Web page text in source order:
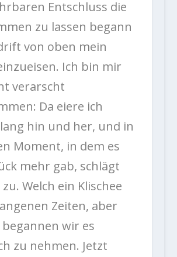
Entschluss die
zu lassen begann
von oben mein
Ich bin mir
verarscht
Da eiere ich
hin und her, und in
Moment, in dem es
mehr gab, schlägt
Welch ein Klischee
Zeiten, aber
wir es
zu nehmen. Jetzt